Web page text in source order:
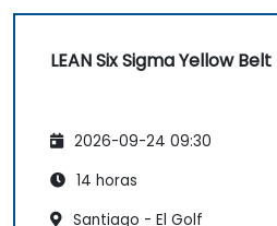
LEAN Six Sigma Yellow Belt
2026-09-24 09:30
14 horas
Santiago - El Golf